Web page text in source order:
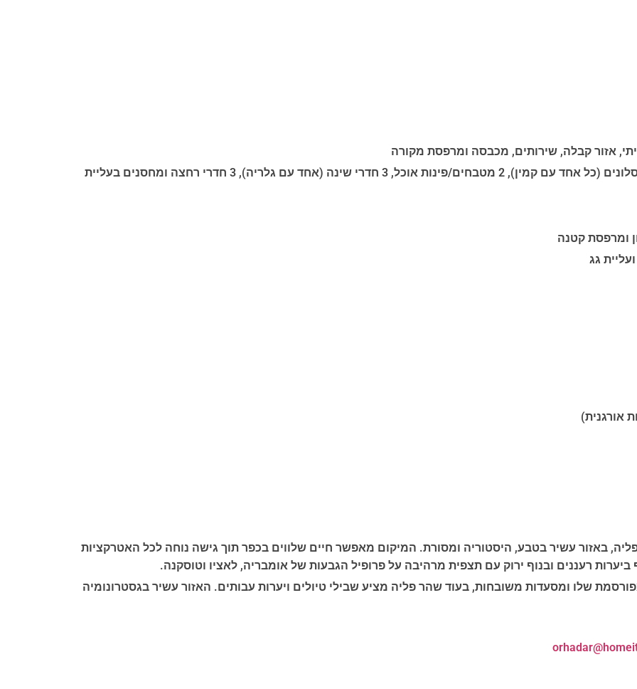
אזור קבלה, שירותים, מכבסה ומרפסת מקורה
קומה ראשונה: דירת מגורים של 175 מ"ר עם 2 סלונים (כל אחד עם קמין), 2 מטבחים/פינות אוכל, 3 חדרי שינה (אחד עם גלריה), 3 חדרי רחצה ומחסנים בעליית
אורגנית)
באזור עשיר בטבע, היסטוריה ומסורת. המיקום מאפשר חיים שלווים בכפר תוך גישה נוחה לכל האטרקציות
רעננים ובנוף ירוק עם תצפית מרהיבה על פרופיל הגבעות של אומבריה, לאציו וטוסקנה.
שלו ומסעדות משובחות, בעוד שהר פליה מציע שבילי טיולים ויערות עבותים. האזור עשיר בגסטרונומיה